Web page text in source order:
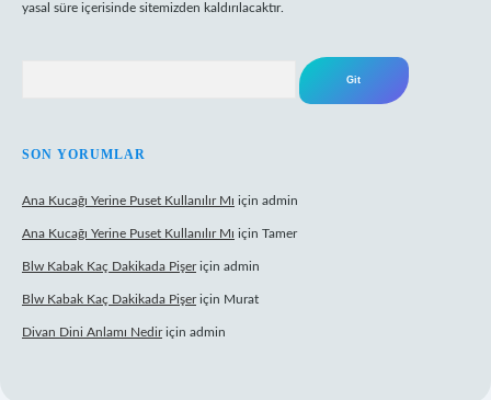
yasal süre içerisinde sitemizden kaldırılacaktır.
SON YORUMLAR
Ana Kucağı Yerine Puset Kullanılır Mı için admin
Ana Kucağı Yerine Puset Kullanılır Mı için Tamer
Blw Kabak Kaç Dakikada Pişeriçin admin
Blw Kabak Kaç Dakikada Pişeriçin Murat
Divan Dini Anlamı Nediriçin admin